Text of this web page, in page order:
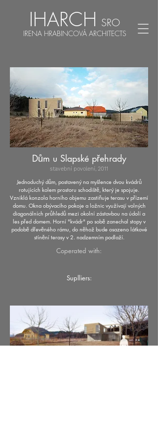
IHARCH SRO
IRENA HRABINCOVÁ ARCHITECTS
Dům u Slapské přehrady
stavební povolení, 2011
Jednoduchý dům, postavený na myšlence dvou kvádrů
rotujících kolem prostoru schodiště, který je spojuje.
Vzniklá konzola horního objemu zastiňuje terasu v přízemí
domu. Okna obývacího pokoje a ložnic využívají volných
diagonálních průhledů mezi okolní zástavbou na údolí a
les před domem. Horní "kvádr" po sobě zanechal stopy v
podobě dřevěného rámu, do něhož bude osazeno látkové
stínění terasy v 2. nadzemním podlaží.
Coperated with:
Suplliers: